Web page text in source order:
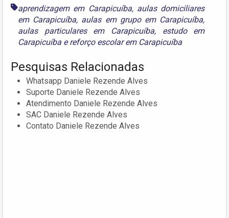
aprendizagem em Carapicuíba, aulas domiciliares
em Carapicuíba, aulas em grupo em Carapicuíba,
aulas particulares em Carapicuíba, estudo em
Carapicuíba ereforço escolar em Carapicuíba
Pesquisas Relacionadas
Whatsapp Daniele Rezende Alves
Suporte Daniele Rezende Alves
Atendimento Daniele Rezende Alves
SAC Daniele Rezende Alves
Contato Daniele Rezende Alves